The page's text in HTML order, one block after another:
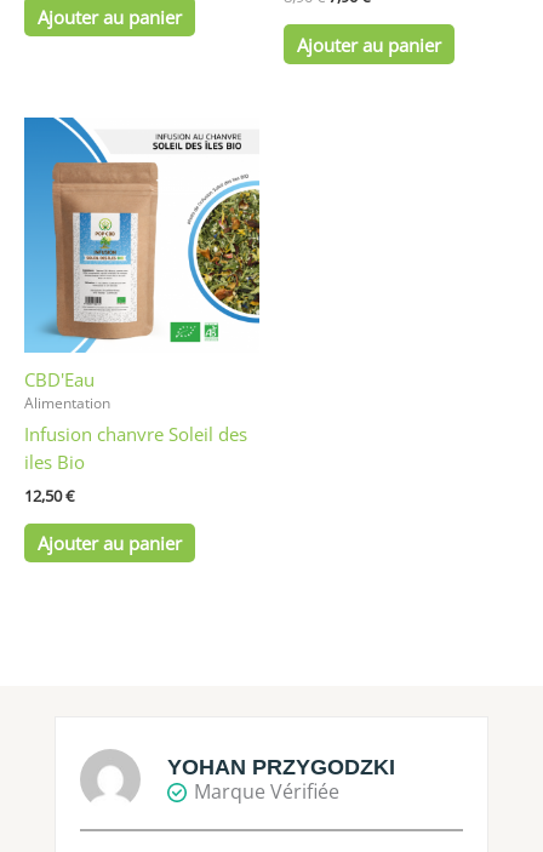
Ajouter au panier
Ajouter au panier
CBD'Eau
Alimentation
Infusion chanvre Soleil des
iles Bio
12,50€
Ajouter au panier
YOHAN PRZYGODZKI
Marque Vérifiée